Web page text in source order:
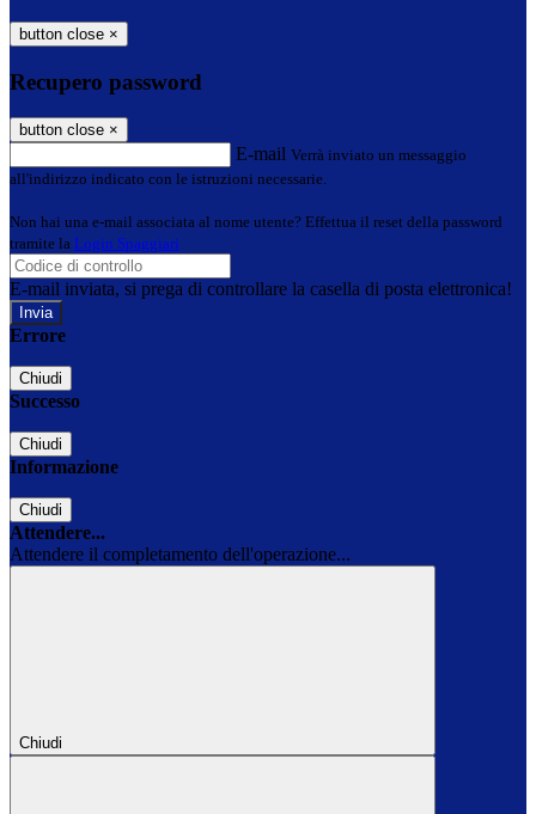
button close ×
Recupero password
button close ×
E-mail Verrà inviato un messaggio
all'indirizzo indicato con le istruzioni necessarie.
Non hai una e-mail associata al nome utente? Effettua il reset della password
tramite la Login Spaggiari
E-mail inviata, si prega di controllare la casella di posta elettronica!
Errore
Chiudi
Successo
Chiudi
Informazione
Chiudi
Attendere...
Attendere il completamento dell'operazione...
Chiudi